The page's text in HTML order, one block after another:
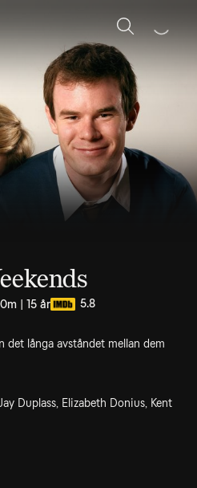
Sök
| 15 år 5.8
det långa avståndet mellan dem
Duplass, Elizabeth Donius, Kent